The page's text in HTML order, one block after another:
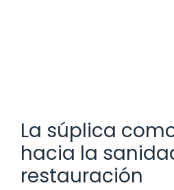
La súplica
hacia la
restauración